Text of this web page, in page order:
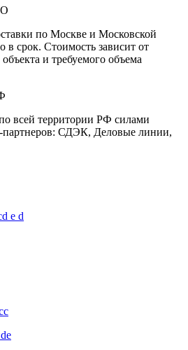
по Москве и Московской
в срок. Стоимость зависит от
и требуемого объема
всей территории РФ силами
партнеров: СДЭК, Деловые линии,